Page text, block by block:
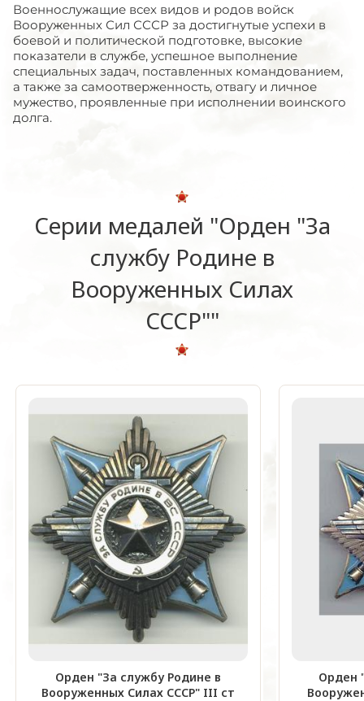
Военнослужащие всех видов и родов войск
Вооруженных Сил СССР за достигнутые успехи в
боевой и политической подготовке, высокие
показатели в службе, успешное выполнение
специальных задач, поставленных командованием,
а также за самоотверженность, отвагу и личное
мужество, проявленные при исполнении воинского
долга.
Серии медалей "Орден "За
службу Родине в
Вооруженных Силах
СССР""
Орден "За службу Родине в
Вооруженных Силах СССР" III ст
Орден